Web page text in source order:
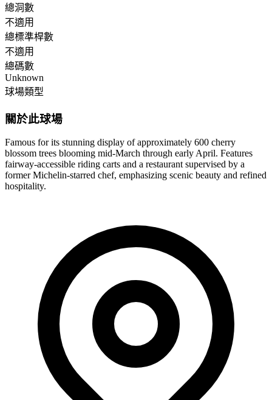
總洞數
不適用
總標準桿數
不適用
總碼數
Unknown
球場類型
關於此球場
Famous for its stunning display of approximately 600 cherry
blossom trees blooming mid-March through early April. Features
fairway-accessible riding carts and a restaurant supervised by a
former Michelin-starred chef, emphasizing scenic beauty and refined
hospitality.